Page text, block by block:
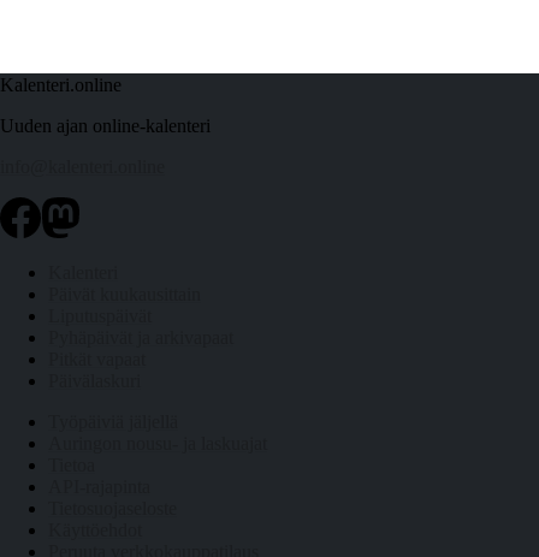
Kalenteri.online
Uuden ajan online-kalenteri